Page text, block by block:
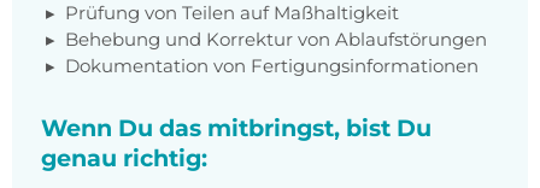
Prüfung von Teilen auf Maßhaltigkeit
Behebung und Korrektur von Ablaufstörungen
Dokumentation von Fertigungsinformationen
Wenn Du das mitbringst, bist Du
genau richtig: